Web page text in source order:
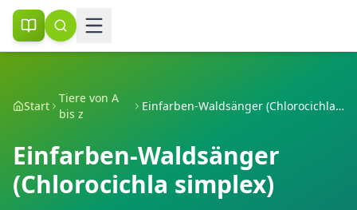
Start
Tiere von A
bis z
Einfarben-Waldsänger (Chlorocichla simplex)
Einfarben-Waldsänger
(Chlorocichla simplex)